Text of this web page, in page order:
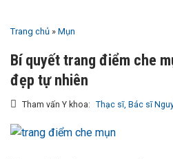
Trang chủ » Mụn
Bí quyết trang điểm che
đẹp tự nhiên
Tham vấn Y khoa: Thạc sĩ, Bác sĩ